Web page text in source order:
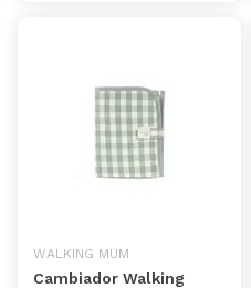
WALKING MUM
Cambiador Walking